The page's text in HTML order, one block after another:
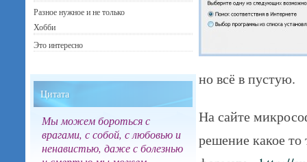
но всё в пустую.
На сайте
решение какое
Разное нужное и не только
Хобби
Это интересно
Цитата
Мы можем бороться с
врагами, с собой, с любовью и
ненавистью, даже с болезнью